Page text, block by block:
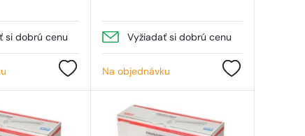
si dobrú cenu Vyžiadať si dobrú cenu
Na objednávku